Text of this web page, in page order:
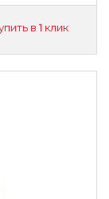
в 1 клик